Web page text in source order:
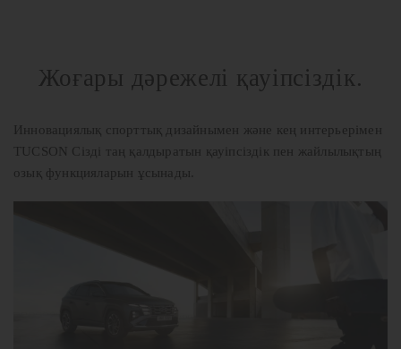
Жоғары дәрежелі қауіпсіздік.
Инновациялық спорттық дизайнымен және кең интерьерімен
TUCSON Сізді таң қалдыратын қауіпсіздік пен жайлылықтың
озық функцияларын ұсынады.